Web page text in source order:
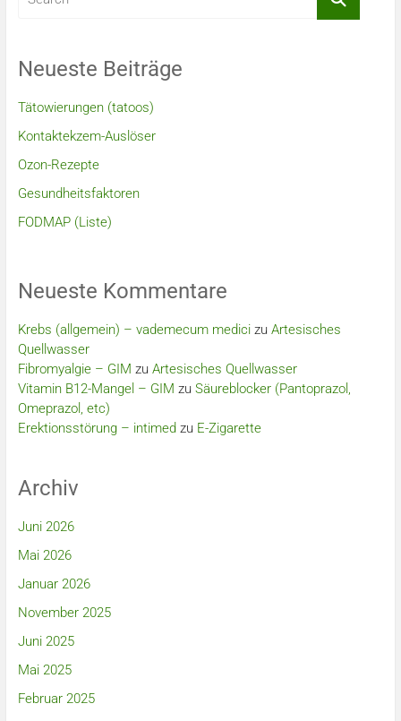
Neueste Beiträge
Tätowierungen (tatoos)
Kontaktekzem-Auslöser
Ozon-Rezepte
Gesundheitsfaktoren
FODMAP (Liste)
Neueste Kommentare
Krebs (allgemein) – vademecum medicizu Artesisches
Quellwasser
Fibromyalgie – GIM zu Artesisches Quellwasser
Vitamin B12-Mangel – GIM zu Säureblocker (Pantoprazol,
Omeprazol, etc)
Erektionsstörung – intimed zu E-Zigarette
Archiv
Juni 2026
Mai 2026
Januar 2026
November 2025
Juni 2025
Mai 2025
Februar 2025